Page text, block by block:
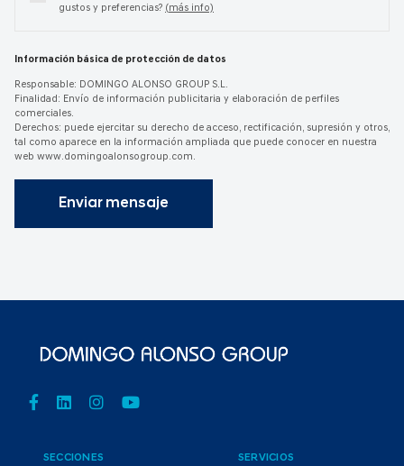
gustos y preferencias? (más info)
Información básica de protección de datos
Responsable: DOMINGO ALONSO GROUP S.L.
Finalidad: Envío de información publicitaria y elaboración de perfiles
comerciales.
Derechos: puede ejercitar su derecho de acceso, rectificación, supresión y otros,
tal como aparece en la información ampliada que puede conocer en nuestra
web www.domingoalonsogroup.com.
Enviar mensaje
SECCIONES SERVICIOS